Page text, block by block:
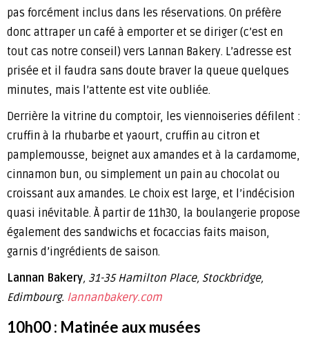
pas forcément inclus dans les réservations. On préfère
donc attraper un café à emporter et se diriger (c’est en
tout cas notre conseil) vers Lannan Bakery. L’adresse est
prisée et il faudra sans doute braver la queue quelques
minutes, mais l’attente est vite oubliée.
Derrière la vitrine du comptoir, les viennoiseries défilent :
cruffin à la rhubarbe et yaourt, cruffin au citron et
pamplemousse, beignet aux amandes et à la cardamome,
cinnamon bun, ou simplement un pain au chocolat ou
croissant aux amandes. Le choix est large, et l’indécision
quasi inévitable. À partir de 11h30, la boulangerie propose
également des sandwichs et focaccias faits maison,
garnis d’ingrédients de saison.
Lannan Bakery, 31-35 Hamilton Place, Stockbridge,
Edimbourg. lannanbakery.com
10h00 : Matinée aux musées